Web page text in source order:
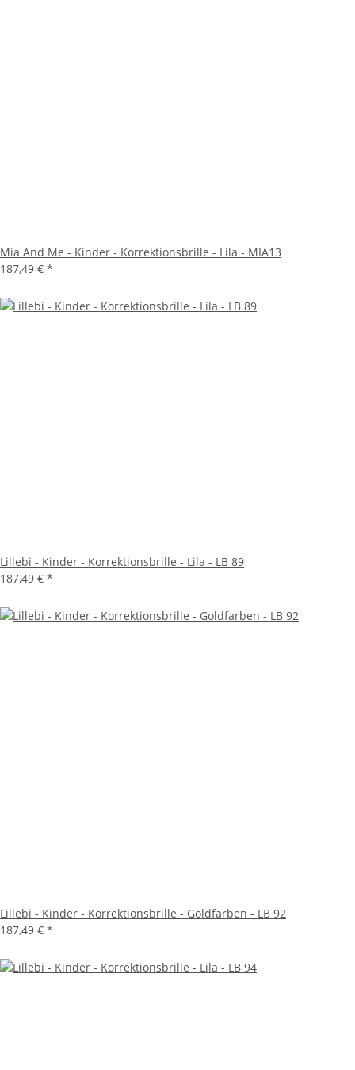
Mia And Me - Kinder - Korrektionsbrille - Lila - MIA13
187,49 € *
Lillebi - Kinder - Korrektionsbrille - Lila - LB 89
187,49 € *
Lillebi - Kinder - Korrektionsbrille - Goldfarben - LB 92
187,49 € *